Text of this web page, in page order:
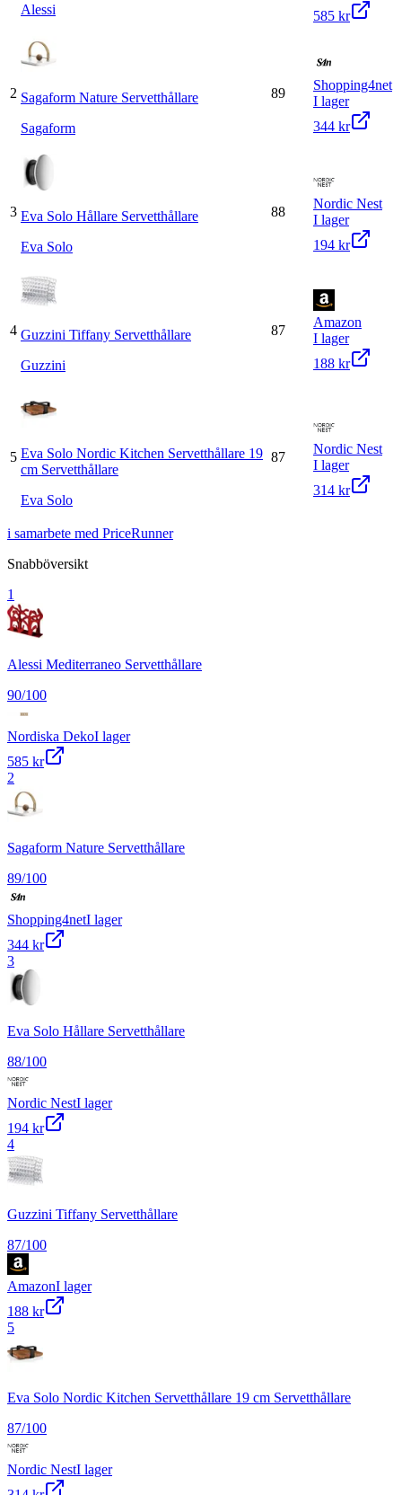
Alessi
585 kr
2 Sagaform Nature Servetthållare
Sagaform
89
Shopping4net
I lager
344 kr
3 Eva Solo Hållare Servetthållare
Eva Solo
88
Nordic Nest
I lager
194 kr
4 Guzzini Tiffany Servetthållare
Guzzini
87
Amazon
I lager
188 kr
5 Eva Solo Nordic Kitchen Servetthållare 19
cm Servetthållare
Eva Solo
87
Nordic Nest
I lager
314 kr
i samarbete med PriceRunner
Snabböversikt
1
Alessi Mediterraneo Servetthållare
90/100
Nordiska DekoI lager
585 kr
2
Sagaform Nature Servetthållare
89/100
Shopping4netI lager
344 kr
3
Eva Solo Hållare Servetthållare
88/100
Nordic NestI lager
194 kr
4
Guzzini Tiffany Servetthållare
87/100
AmazonI lager
188 kr
5
Eva Solo Nordic Kitchen Servetthållare 19 cm Servetthållare
87/100
Nordic NestI lager